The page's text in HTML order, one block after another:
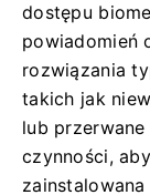
dostępu
powiadomień
rozwiązania
takich jak
lub
czynności,